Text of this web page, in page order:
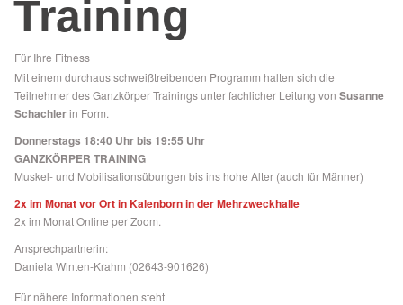
Training
Für Ihre Fitness
Mit einem durchaus schweißtreibenden Programm halten sich die
Teilnehmer des Ganzkörper Trainings unter fachlicher Leitung von Susanne
Schachlerin Form.
Donnerstags 18:40 Uhr bis 19:55 Uhr
GANZKÖRPER TRAINING
Muskel- und Mobilisationsübungen bis ins hohe Alter (auch für Männer)
2x im Monat vor Ort in Kalenborn in der Mehrzweckhalle
2x im Monat Online per Zoom.
Ansprechpartnerin:
Daniela Winten-Krahm (02643-901626)
Für nähere Informationen steht